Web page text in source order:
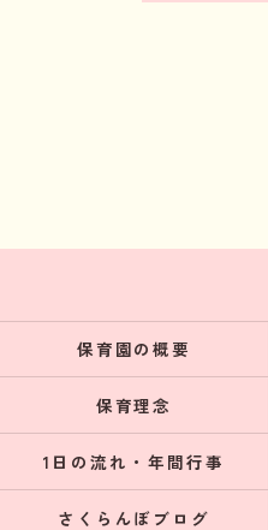
保育園の概要
保育理念
1日の流れ・年間行事
さくらんぼブログ